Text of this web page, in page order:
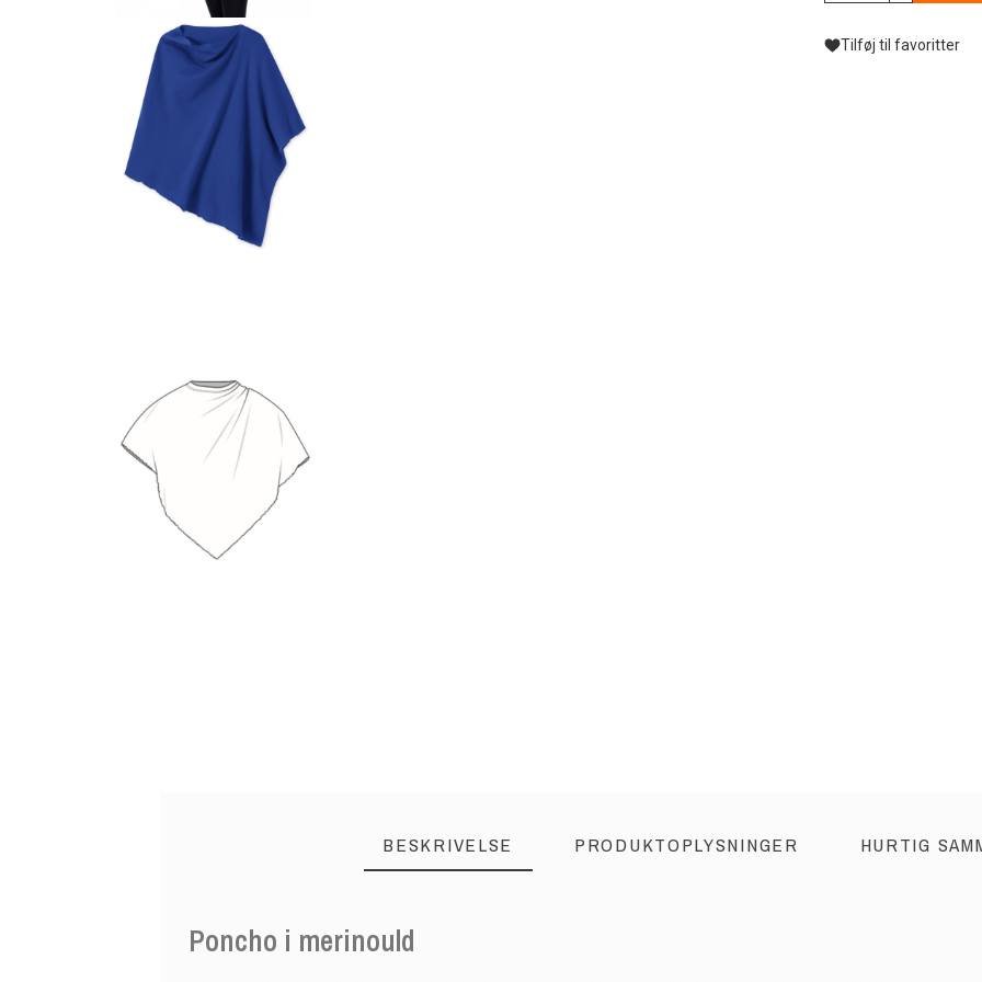
Tilføj til favoritter
BESKRIVELSE PRODUKTOPLYSNINGER HURTIG
Poncho i merinould